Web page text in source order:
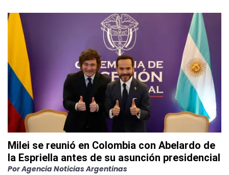
Milei se reunió en Colombia con Abelardo de
la Espriella antes de su asunción presidencial
PorAgencia Noticias Argentinas